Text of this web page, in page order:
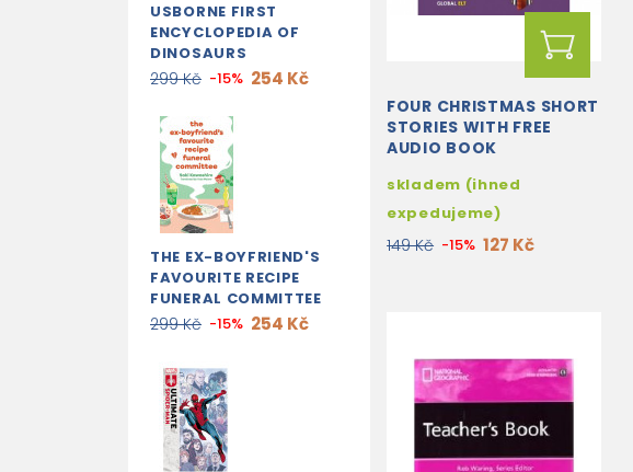
USBORNE FIRST
ENCYCLOPEDIA OF
DINOSAURS
299 Kč -15% 254 Kč
THE EX-BOYFRIEND'S
FAVOURITE RECIPE
FUNERAL COMMITTEE
299 Kč -15% 254 Kč
FOUR CHRISTMAS SHORT
STORIES WITH FREE
AUDIO BOOK
skladem (ihned
expedujeme)
149 Kč -15% 127 Kč